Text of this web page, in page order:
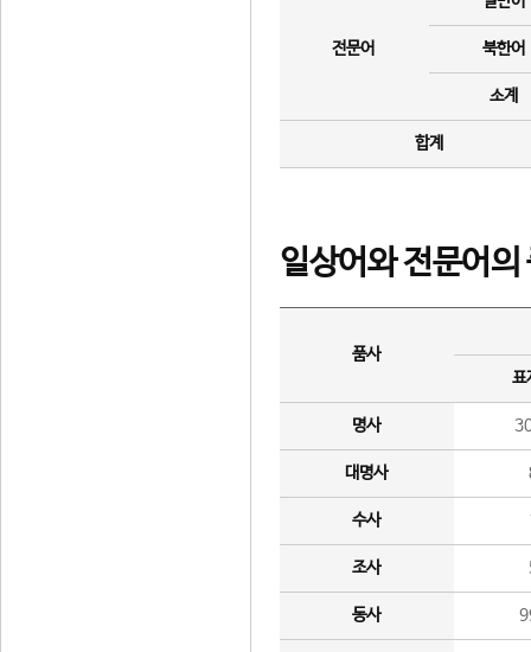
전문어 북한어
소계
합계
일상어와 전문어의
품사
표
명사
대명사
수사
조사
동사